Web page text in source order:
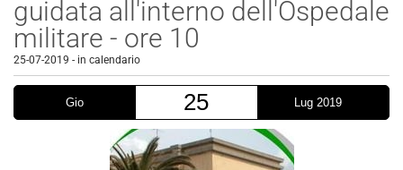
guidata all'interno dell'Ospedale
militare - ore 10
25-07-2019 - in calendario
Gio 25 Lug 2019